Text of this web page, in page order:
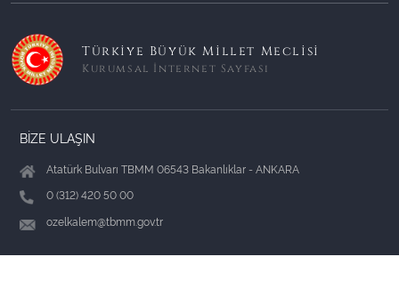
Türkiye Büyük Millet Meclisi
Kurumsal İnternet Sayfası
BİZE ULAŞIN
Atatürk Bulvarı TBMM 06543 Bakanlıklar - ANKARA
0 (312) 420 50 00
ozelkalem@tbmm.gov.tr